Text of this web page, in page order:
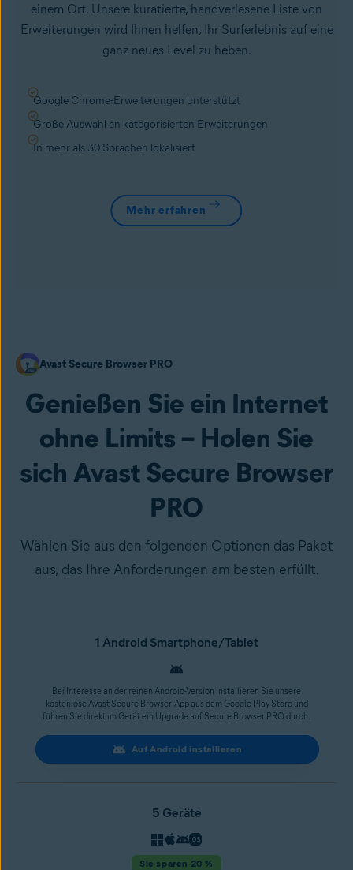
einem Ort. Unsere kuratierte, handverlesene Liste von
Erweiterungen wird Ihnen helfen, Ihr Surferlebnis auf eine
ganz neues Level zu heben.
Google Chrome-Erweiterungen unterstützt
Große Auswahl an kategorisierten Erweiterungen
In mehr als 30 Sprachen lokalisiert
Mehr erfahren
Avast Secure Browser PRO
Genießen Sie ein Internet
ohne Limits – Holen Sie
sich Avast Secure Browser
PRO
Wählen Sie aus den folgenden Optionen das Paket
aus, das Ihre Anforderungen am besten erfüllt.
1 Android Smartphone/Tablet
Bei Interesse an der reinen Android-Version installieren Sie unsere
kostenlose Avast Secure Browser-App aus dem Google Play Store und
führen Sie direkt im Gerät ein Upgrade auf Secure Browser PRO durch.
Auf Android installieren
5 Geräte
Sie sparen 20 %